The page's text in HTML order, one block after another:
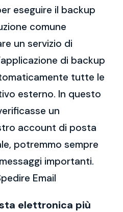
eseguire il backup
comune
un servizio di
di backup
tutte le
esterno. In questo
un
account di posta
potremmo sempre
importanti.
Email
elettronica più